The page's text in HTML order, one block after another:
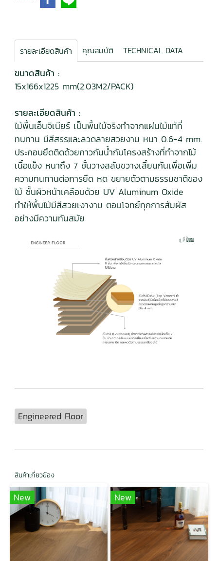
รายละเอียดสินค้า คุณสมบัติ TECHNICAL DATA
ขนาดสินค้า :
15x166x1225 mm(2.03M2/PACK)
รายละเอียดสินค้า :
ไม้พื้นเอ็นจิเนียร์ เป็นพื้นไม้จริงทำจากแผ่นไม้แท้ที่
ทนทาน มีสีสรรและลวดลายสวยงาม หนา 0.6-4 mm.
ประกอบยึดติดด้วยกาวกันน้ำกับโครงสร้างที่ทำจากไม้
เนื้อแข็ง หนาถึง 7 ชั้นวางสลับขวางเสี้ยนกันเพื่อเพิ่ม
ความทนทานต่อการยืด หด ขยายตัวตามธรรมชาติของ
ไม้ ชั้นผิวหน้าเคลือบด้วย UV Aluminum Oxide
ทำให้พื้นไม้มีสีสวยเงางาม ตอบโจทย์ทุกการสัมผัส
อย่างมีความทันสมัย
Engineered Floor
สินค้าเกี่ยวข้อง
New New